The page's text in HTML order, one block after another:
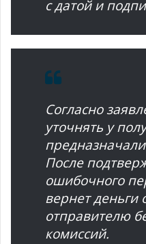
с датой и
Согласно
уточнять у
После
ошибочного
вернет деньги
отправителю
комиссий.